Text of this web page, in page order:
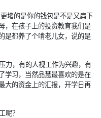
堵的是你的钱包是不是又扁下
，在孩子上的投资教育我们是
是都养了个啃老儿女，说的是
力，有的人视工作为兴趣，有
学习，当然品慧最喜欢的是在
大的资金上的汇报，开学日再
呢？